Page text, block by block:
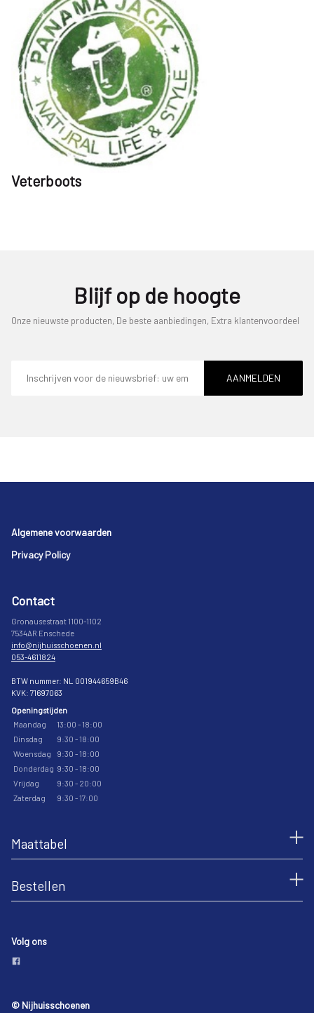
Veterboots
Blijf op de hoogte
Onze nieuwste producten, De beste aanbiedingen, Extra klantenvoordeel
mailadres
AANMELDEN
Footer
Algemene voorwaarden
Privacy Policy
Contact
Gronausestraat 1100-1102
7534AR Enschede
info@nijhuisschoenen.nl
053-4611824
BTW nummer: NL 001944659B46
KVK: 71697063
Openingstijden
Maandag
13:00 - 18:00
Dinsdag
9:30 - 18:00
Woensdag
9:30 - 18:00
Donderdag 9:30 - 18:00
Vrijdag
9:30 - 20:00
Zaterdag
9:30 - 17:00
Maattabel
Bestellen
Volg ons
© Nijhuisschoenen